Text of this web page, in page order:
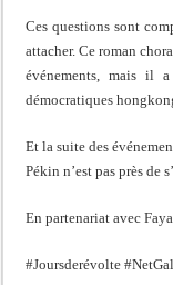
Ces questions sont
attacher. Ce roman
événements, mais il
démocratiques
Et la suite des
Pékin n’est pas près de
En partenariat avec
#Joursderévolte